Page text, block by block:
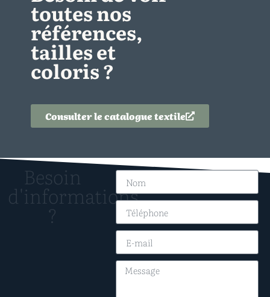
toutes nos
références,
tailles et
coloris ?
Consulter le catalogue textile
Besoin
d'informations
?